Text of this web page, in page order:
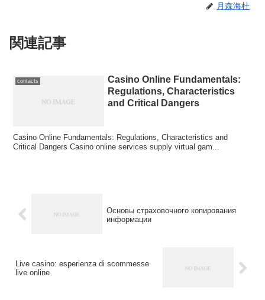
月森海杜
関連記事
contacts
Casino Online Fundamentals:
Regulations, Characteristics
and Critical Dangers
Casino Online Fundamentals: Regulations, Characteristics and
Critical Dangers Casino online services supply virtual gam...
Основы страховочного копирования
информации
Live casino: esperienza di scommesse
live online